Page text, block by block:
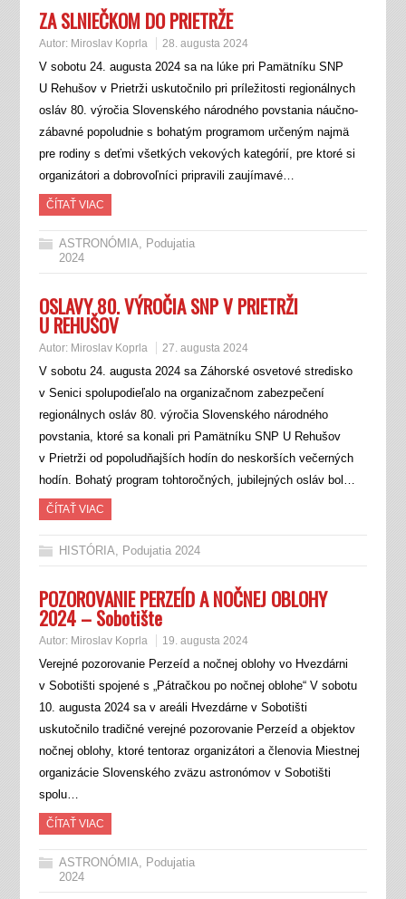
ZA SLNIEČKOM DO PRIETRŽE
Autor: Miroslav Koprla 28. augusta 2024
V sobotu 24. augusta 2024 sa na lúke pri Pamätníku SNP
U Rehušov v Prietrži uskutočnilo pri príležitosti regionálnych
osláv 80. výročia Slovenského národného povstania náučno-
zábavné popoludnie s bohatým programom určeným najmä
pre rodiny s deťmi všetkých vekových kategórií, pre ktoré si
organizátori a dobrovoľníci pripravili zaujímavé…
ČÍTAŤ VIAC
ASTRONÓMIA, Podujatia
2024
OSLAVY 80. VÝROČIA SNP V PRIETRŽI
U REHUŠOV
Autor: Miroslav Koprla 27. augusta 2024
V sobotu 24. augusta 2024 sa Záhorské osvetové stredisko
v Senici spolupodieľalo na organizačnom zabezpečení
regionálnych osláv 80. výročia Slovenského národného
povstania, ktoré sa konali pri Pamätníku SNP U Rehušov
v Prietrži od popoludňajších hodín do neskorších večerných
hodín. Bohatý program tohtoročných, jubilejných osláv bol…
ČÍTAŤ VIAC
HISTÓRIA, Podujatia 2024
POZOROVANIE PERZEÍD A NOČNEJ OBLOHY
2024 – Sobotište
Autor: Miroslav Koprla 19. augusta 2024
Verejné pozorovanie Perzeíd a nočnej oblohy vo Hvezdárni
v Sobotišti spojené s „Pátračkou po nočnej oblohe“ V sobotu
10. augusta 2024 sa v areáli Hvezdárne v Sobotišti
uskutočnilo tradičné verejné pozorovanie Perzeíd a objektov
nočnej oblohy, ktoré tentoraz organizátori a členovia Miestnej
organizácie Slovenského zväzu astronómov v Sobotišti
spolu…
ČÍTAŤ VIAC
ASTRONÓMIA, Podujatia
2024